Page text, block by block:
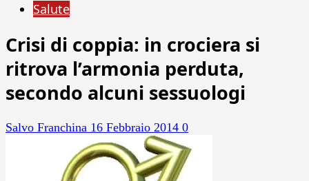
Salute
Crisi di coppia: in crociera si
ritrova l’armonia perduta,
secondo alcuni sessuologi
Salvo Franchina 16 Febbraio 2014 0